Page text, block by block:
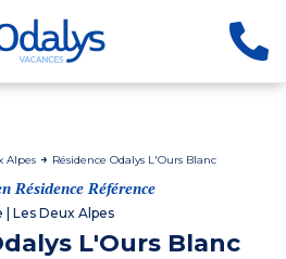
Alpes Résidence Odalys L'Ours Blanc
Résidence Référence
| Les Deux Alpes
L'Ours Blanc